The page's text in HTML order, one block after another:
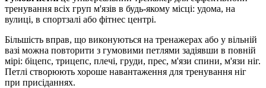
тренування всіх груп м'язів в будь-якому місці: удома, на
вулиці, в спортзалі або фітнес центрі.
Більшість вправ, що виконуються на тренажерах або у вільній
вазі можна повторити з гумовими петлями задіявши в повній
мірі: біцепс, трицепс, плечі, груди, прес, м'язи спини, м'язи ніг.
Петлі створюють хороше навантаження для тренування ніг
при присіданнях.